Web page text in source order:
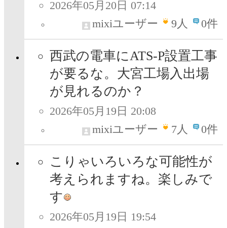
2026年05月20日 07:14
mixiユーザー
9人 0件
西武の電車にATS-P設置工事
が要るな。大宮工場入出場
が見れるのか？
2026年05月19日 20:08
mixiユーザー
7人 0件
こりゃいろいろな可能性が
考えられますね。楽しみで
す
2026年05月19日 19:54